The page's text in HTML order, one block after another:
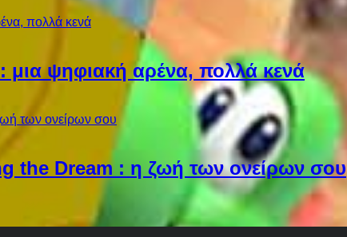
ψηφιακή αρένα, πολλά κενά
the Dream : η ζωή των ονείρων σου